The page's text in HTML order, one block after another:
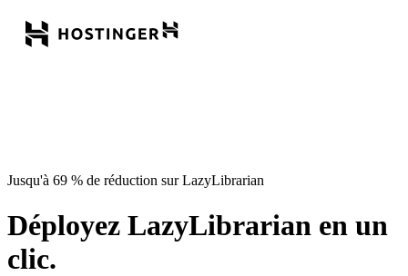
Jusqu'à 69 % de réduction sur LazyLibrarian
Déployez LazyLibrarian en un
clic.